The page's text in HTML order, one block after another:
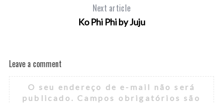
Next article
Ko Phi Phi by Juju
Leave a comment
O seu endereço de e-mail não será
publicado.
Campos obrigatórios são